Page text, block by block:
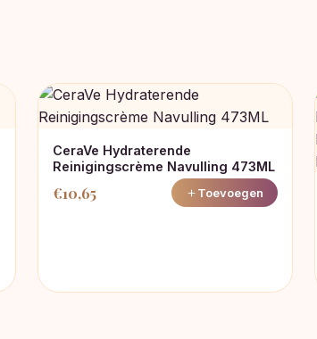
CeraVe Hydraterende
Reinigingscrème Navulling 473ML
€10,65 Toevoegen